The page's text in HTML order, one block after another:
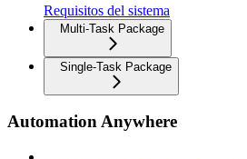
Requisitos del sistema
Multi-Task Package
Single-Task Package
Automation Anywhere